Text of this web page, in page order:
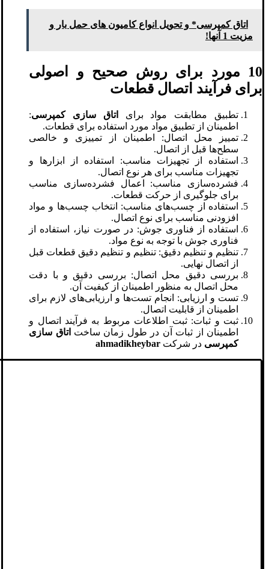
اتاق کمپرسی* و تحویل انواع کامیون های حمل بار و
مزیت 1 آنها!
10 مورد برای روش صحیح و اصولی
برای فرآیند اتصال قطعات
تطبیق مطابقت مواد برای اتاق سازی کمپرسی:
اطمینان از تطبیق مواد مورد استفاده برای قطعات.
تمییز محل اتصال: اطمینان از تمییزی و خالصی
سطح‌ها قبل از اتصال.
استفاده از تجهیزات مناسب: استفاده از ابزارها و
تجهیزات مناسب برای هر نوع اتصال.
فشرده‌سازی مناسب: اعمال فشرده‌سازی مناسب
برای جلوگیری از حرکت قطعات.
استفاده از چسب‌های مناسب: انتخاب چسب‌ها و مواد
افزودنی مناسب برای نوع اتصال.
استفاده از فناوری جوش: در صورت نیاز، استفاده از
فناوری جوش با توجه به نوع مواد.
تنظیم و تنظیم دقیق: تنظیم و تنظیم دقیق قطعات قبل
از اتصال نهایی.
بررسی دقیق محل اتصال: بررسی دقیق و با دقت
محل اتصال به منظور اطمینان از کیفیت آن.
تست و ارزیابی: انجام تست‌ها و ارزیابی‌های لازم برای
اطمینان از قابلیت اتصال.
ثبت و ثبات: ثبت اطلاعات مربوط به فرآیند اتصال و
اطمینان از ثبات آن در طول زمان ساخت اتاق سازی
کمپرسی در شرکت ahmadikheybar